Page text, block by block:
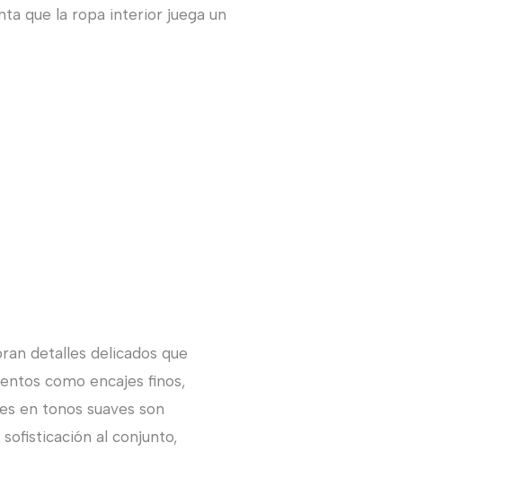
que la ropa interior juega un
detalles delicados que
como encajes finos,
en tonos suaves son
al conjunto,